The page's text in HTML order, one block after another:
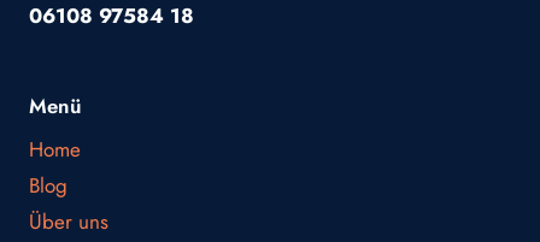
06108 97584 18
Menü
Home
Blog
Über uns